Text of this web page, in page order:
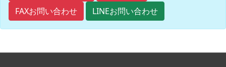
FAXお問い合わせ
LINEお問い合わせ